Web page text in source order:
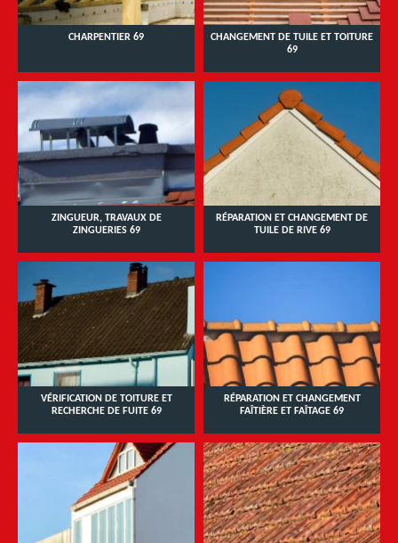
CHARPENTIER 69
CHANGEMENT DE TUILE ET TOITURE
69
ZINGUEUR, TRAVAUX DE
ZINGUERIES 69
RÉPARATION ET CHANGEMENT DE
TUILE DE RIVE 69
VÉRIFICATION DE TOITURE ET
RECHERCHE DE FUITE 69
RÉPARATION ET CHANGEMENT
FAÎTIÈRE ET FAÎTAGE 69